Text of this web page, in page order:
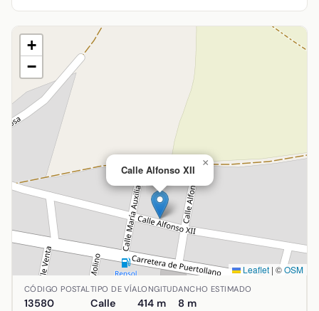
Calle Alfonso XII
×
+
−
Leaflet | ©OSM
Ubicación de Calle Alfonso XII en Almodóvar del Campo,
CÓDIGO POSTAL
13580
TIPO DE VÍA
Calle
LONGITUD
414 m
ANCHO ESTIMADO
8 m